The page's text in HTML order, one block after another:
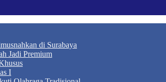
di Surabaya
Jadi Premium
I